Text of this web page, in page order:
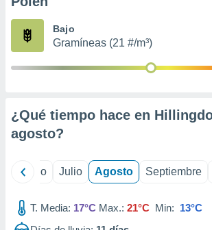
publicidad
1199
Bajo
Gramíneas (21 #/m³)
¿Qué tiempo hace en
agosto?
Junio Julio Agosto Septiembre
T. Media: 17°C Max.: 21°C Min: 13°C